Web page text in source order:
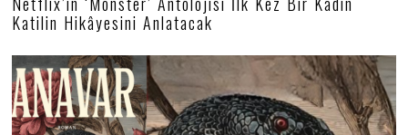
Katilin Hikâyesini Anlatacak